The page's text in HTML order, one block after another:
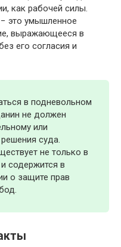
как рабочей силы.
это умышленное
выражающееся в
его согласия и
в подневольном
не должен
или
суда.
не только в
содержится в
о защите прав